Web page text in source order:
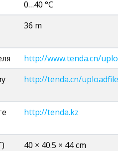
0…40 °C
36 m
http://www.tenda.cn/
http://tenda.cn/
http://tenda.kz
40 × 40.5 × 44 cm